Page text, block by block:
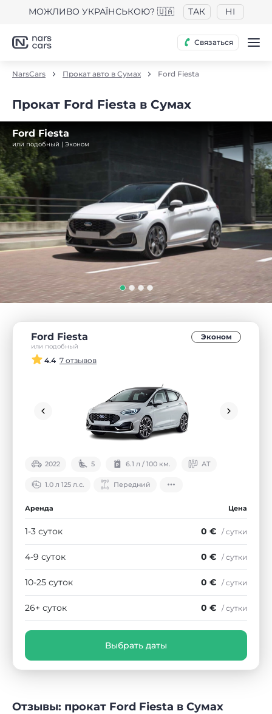
МОЖЛИВО УКРАЇНСЬКОЮ? 🇺🇦 ТАК НІ
Связаться
NarsCars Прокат авто в Сумах Ford Fiesta
Прокат Ford Fiesta в Сумах
Ford Fiesta
или подобный | Эконом
Ford Fiesta
или подобный
Эконом
4.4 7 отзывов
2022 5 6.1 л / 100 км. АТ
1.0 л 125 л.с. Передний
Аренда Цена
1-3 суток 0 € / сутки
4-9 суток 0 € / сутки
10-25 суток 0 € / сутки
26+ суток 0 € / сутки
Выбрать даты
Отзывы: прокат Ford Fiesta в Сумах